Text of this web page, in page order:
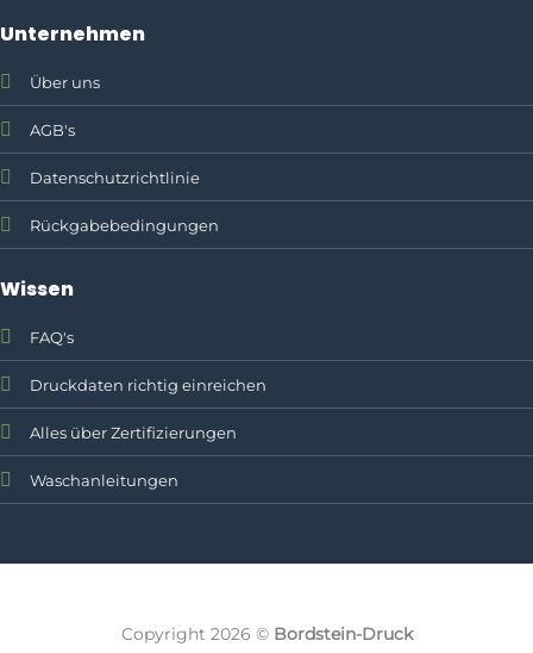
Unternehmen
Über uns
AGB's
Datenschutzrichtlinie
Rückgabebedingungen
Wissen
FAQ's
Druckdaten richtig einreichen
Alles über Zertifizierungen
Waschanleitungen
Copyright 2026 © Bordstein-Druck